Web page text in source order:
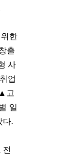
한
출
사
업
▲ 고
일
다.
전